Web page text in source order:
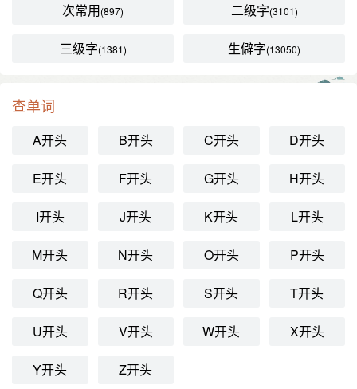
次常用(897) 二级字(3101)
三级字(1381) 生僻字(13050)
查单词
A开头 B开头 C开头 D开头
E开头 F开头 G开头 H开头
I开头 J开头 K开头 L开头
M开头 N开头 O开头 P开头
Q开头 R开头 S开头 T开头
U开头 V开头 W开头 X开头
Y开头 Z开头